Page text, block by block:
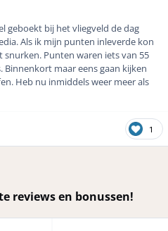
geboekt bij het vliegveld de dag
Als ik mijn punten inleverde kon
snurken. Punten waren iets van 55
maar eens gaan kijken
Heb nu inmiddels weer meer als
1
reviews en bonussen!